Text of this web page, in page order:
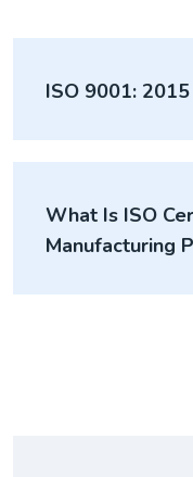
ISO 9001:
What Is ISO
Manufacturing